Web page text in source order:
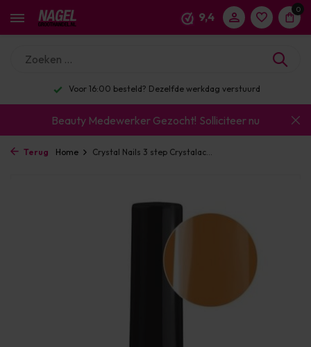
9,4
0
Voor 16:00 besteld? Dezelfde werkdag verstuurd
Beauty Medewerker Gezocht! Solliciteer nu
Terug Home Crystal Nails 3 step Crystalac...